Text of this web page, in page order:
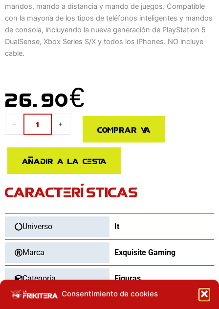
Consentimiento de cookies
mandos, mando a distancia y mando de juegos. Compatible
con la mayoría de los tipos de teléfonos inteligentes y mandos
de consola, incluyendo la nueva generación de PlayStation 5
DualSense, Xbox Series S/X y todos los iPhones. NO incluye
cable.
26.90€
-
sujecion
figura
IT
21cm
cantidad
+ Comprar ya
Añadir a la cesta
CARACTERÍSTICAS
Universo It
Marca Exquisite Gaming
Categoría Figuras